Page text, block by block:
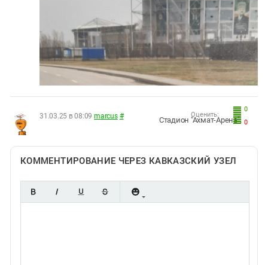
0
0
Оценить:
31.03.25 в 08:09 marcus # Стадион "Ахмат-Арена".
КОММЕНТИРОВАНИЕ ЧЕРЕЗ КАВКАЗСКИЙ УЗЕЛ